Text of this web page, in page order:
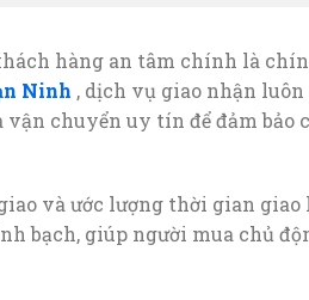
hàng an tâm chính là
Ninh , dịch vụ giao nhận
chuyển uy tín để đảm bảo
và ước lượng thời gian giao
bạch, giúp người mua chủ